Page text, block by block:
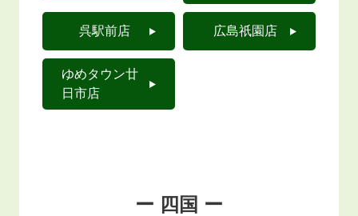
呉駅前店 広島祇園店
ゆめタウン廿
日市店
ー 四国 ー